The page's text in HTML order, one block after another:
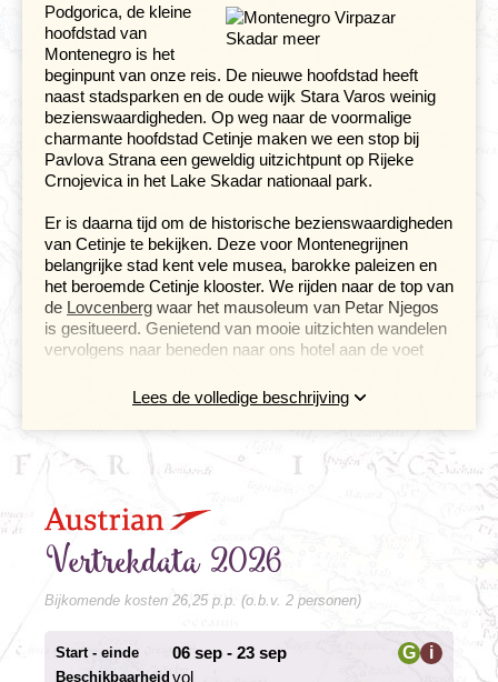
Podgorica, de kleine
hoofdstad van
Montenegro is het
beginpunt van onze reis. De nieuwe hoofdstad heeft
naast stadsparken en de oude wijk Stara Varos weinig
bezienswaardigheden. Op weg naar de voormalige
charmante hoofdstad Cetinje maken we een stop bij
Pavlova Strana een geweldig uitzichtpunt op Rijeke
Crnojevica in het Lake Skadar nationaal park.
Er is daarna tijd om de historische bezienswaardigheden
van Cetinje te bekijken. Deze voor Montenegrijnen
belangrijke stad kent vele musea, barokke paleizen en
het beroemde Cetinje klooster. We rijden naar de top van
de Lovcenberg waar het mausoleum van Petar Njegos
is gesitueerd. Genietend van mooie uitzichten wandelen
vervolgens naar beneden naar ons hotel aan de voet
Beroemde baai van Kotor en uitzicht op
Sveti Stefan
Virpazar
Dag 4 Virpazar, boottocht Skadarmeer
Een weg vol
haarspeldbochten
brengt ons door de bergen naar Kotor. Af en toe kunnen
we al een glimp opvangen van de beroemde baai. Er is
tijd om in Kotor rond te kijken en te lunchen voordat we
afreizen naar het klooster Praskvica. Hier treden we
Lees de volledige beschrijving
Vertrekdata 2026
Bijkomende kosten 26,25 p.p. (o.b.v. 2 personen)
Start - einde 06 sep - 23 sep G i
Beschikbaarheid vol